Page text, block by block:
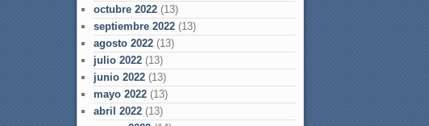
octubre 2022 (13)
septiembre 2022 (13)
agosto 2022 (13)
julio 2022 (13)
junio 2022 (13)
mayo 2022 (13)
abril 2022 (13)